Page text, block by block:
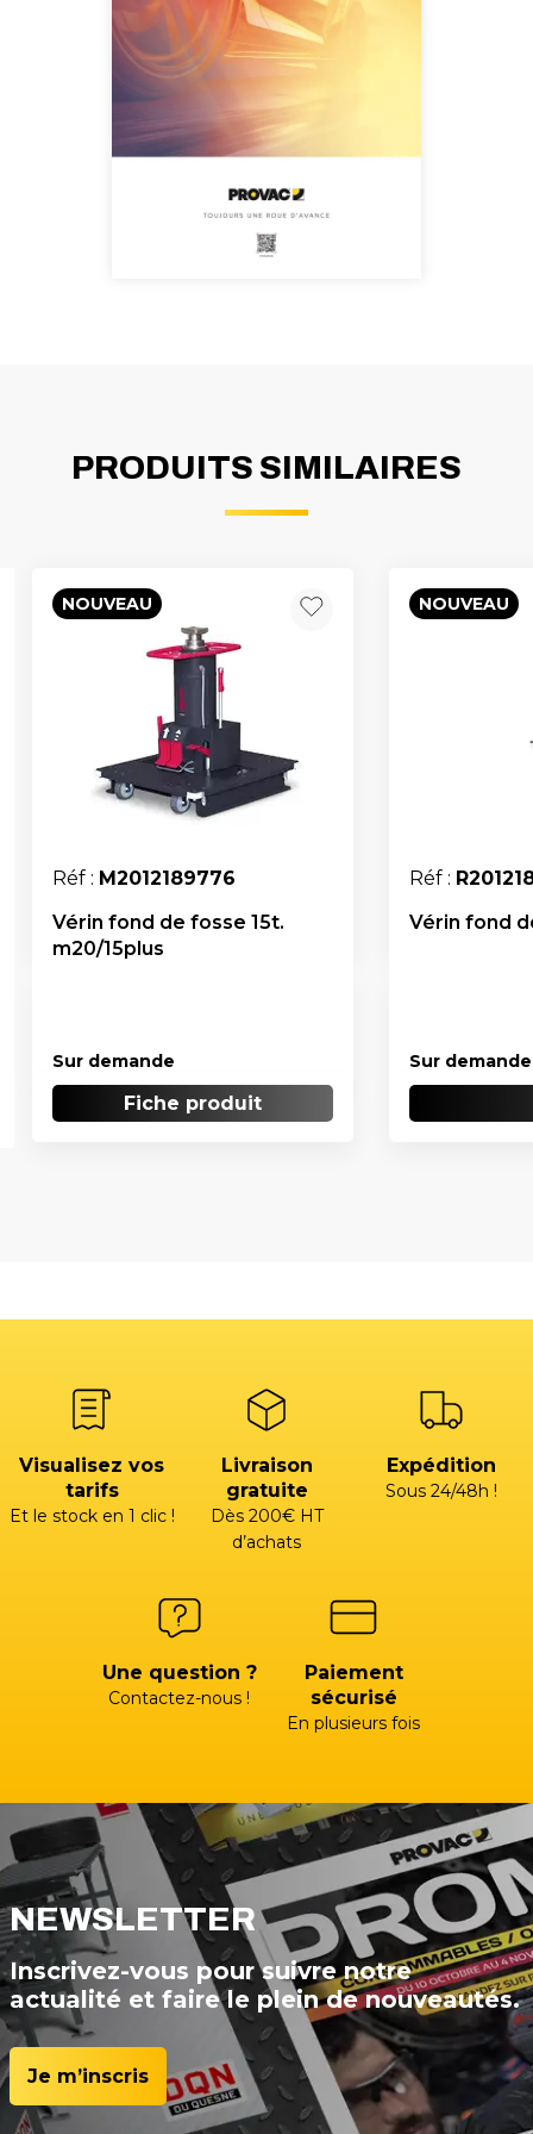
PRODUITS SIMILAIRES
NOUVEAU
Réf : M2012189776
Vérin fond de fosse 15t.
m20/15plus
Sur demande
Fiche produit
NOUVEAU
Réf :
Vérin fond
Sur demande
Visualisez vos
tarifs
Et le stock en 1 clic !
Livraison
gratuite
Dès 200€ HT
d’achats
Expédition
Sous 24/48h !
Une question ?
Contactez-nous !
Paiement
sécurisé
En plusieurs fois
NEWSLETTER
Inscrivez-vous pour suivre notre
actualité et faire le plein de nouveautés.
Je m’inscris